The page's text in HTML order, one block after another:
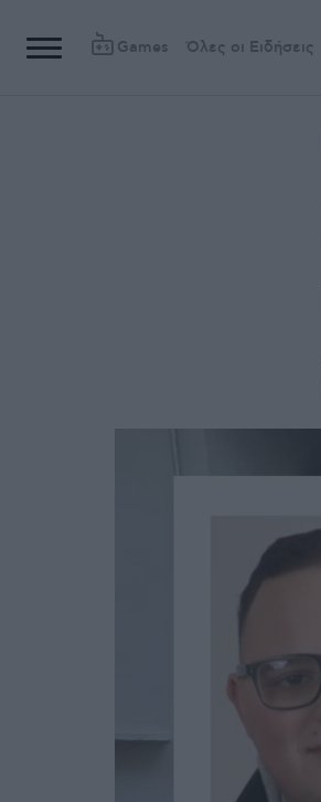
Games Όλες οι Ειδήσεις